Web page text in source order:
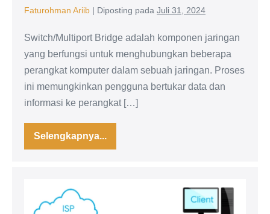
Dunia
Nyata
cara
kerjanya
Faturohman Ariib | Diposting pada Juli 31, 2024
Switch/Multiport Bridge adalah komponen jaringan
yang berfungsi untuk menghubungkan beberapa
perangkat komputer dalam sebuah jaringan. Proses
ini memungkinkan pengguna bertukar data dan
informasi ke perangkat […]
Selengkapnya...
Perbedaan
Switch
dan
cara
kerjanya
Konfigurasi
Dasar